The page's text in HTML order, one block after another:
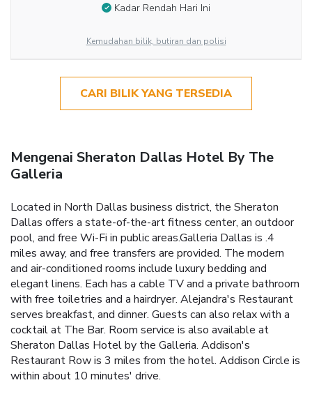
Kadar Rendah Hari Ini
Kemudahan bilik, butiran dan polisi
CARI BILIK YANG TERSEDIA
Mengenai Sheraton Dallas Hotel By The
Galleria
Located in North Dallas business district, the Sheraton
Dallas offers a state-of-the-art fitness center, an outdoor
pool, and free Wi-Fi in public areas.Galleria Dallas is .4
miles away, and free transfers are provided. The modern
and air-conditioned rooms include luxury bedding and
elegant linens. Each has a cable TV and a private bathroom
with free toiletries and a hairdryer. Alejandra's Restaurant
serves breakfast, and dinner. Guests can also relax with a
cocktail at The Bar. Room service is also available at
Sheraton Dallas Hotel by the Galleria. Addison's
Restaurant Row is 3 miles from the hotel. Addison Circle is
within about 10 minutes' drive.